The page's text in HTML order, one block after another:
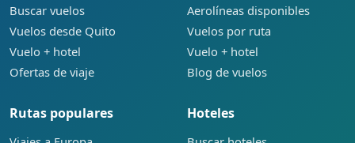
Buscar vuelos
Vuelos desde Quito
Vuelo + hotel
Ofertas de viaje
Aerolíneas disponibles
Vuelos por ruta
Vuelo + hotel
Blog de vuelos
Rutas populares Hoteles